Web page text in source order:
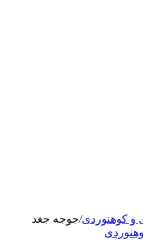
کوهنوردی/جوجه جغد